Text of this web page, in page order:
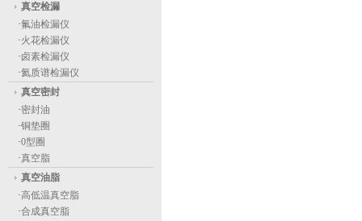
真空检漏
·氟油检漏仪
·火花检漏仪
·卤素检漏仪
·氦质谱检漏仪
真空密封
·密封油
·铜垫圈
·0型圈
·真空脂
真空油脂
·高低温真空脂
·合成真空脂